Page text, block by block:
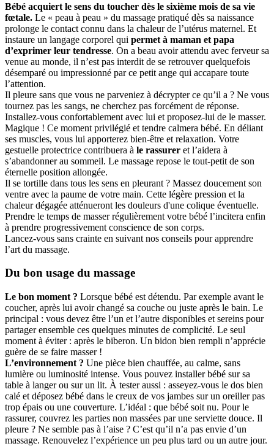
Bébé acquiert le sens du toucher dès le sixième mois de sa vie
fœtale. Le « peau à peau » du massage pratiqué dès sa naissance
prolonge le contact connu dans la chaleur de l’utérus maternel. Et
instaure un langage corporel qui permet à maman et papa
d’exprimer leur tendresse. On a beau avoir attendu avec ferveur sa
venue au monde, il n’est pas interdit de se retrouver quelquefois
désemparé ou impressionné par ce petit ange qui accapare toute
l’attention.
Il pleure sans que vous ne parveniez à décrypter ce qu’il a ? Ne vous
tournez pas les sangs, ne cherchez pas forcément de réponse.
Installez-vous confortablement avec lui et proposez-lui de le masser.
Magique ! Ce moment privilégié et tendre calmera bébé. En déliant
ses muscles, vous lui apporterez bien-être et relaxation. Votre
gestuelle protectrice contribuera à le rassurer et l’aidera à
s’abandonner au sommeil. Le massage repose le tout-petit de son
éternelle position allongée.
Il se tortille dans tous les sens en pleurant ? Massez doucement son
ventre avec la paume de votre main. Cette légère pression et la
chaleur dégagée atténueront les douleurs d'une colique éventuelle.
Prendre le temps de masser régulièrement votre bébé l’incitera enfin
à prendre progressivement conscience de son corps.
Lancez-vous sans crainte en suivant nos conseils pour apprendre
l’art du massage.
Du bon usage du massage
Le bon moment ? Lorsque bébé est détendu. Par exemple avant le
coucher, après lui avoir changé sa couche ou juste après le bain. Le
principal : vous devez être l’un et l’autre disponibles et sereins pour
partager ensemble ces quelques minutes de complicité. Le seul
moment à éviter : après le biberon. Un bidon bien rempli n’apprécie
guère de se faire masser !
L’environnement ? Une pièce bien chauffée, au calme, sans
lumière ou luminosité intense. Vous pouvez installer bébé sur sa
table à langer ou sur un lit. À tester aussi : asseyez-vous le dos bien
calé et déposez bébé dans le creux de vos jambes sur un oreiller pas
trop épais ou une couverture. L’idéal : que bébé soit nu. Pour le
rassurer, couvrez les parties non massées par une serviette douce. Il
pleure ? Ne semble pas à l’aise ? C’est qu’il n’a pas envie d’un
massage. Renouvelez l’expérience un peu plus tard ou un autre jour.